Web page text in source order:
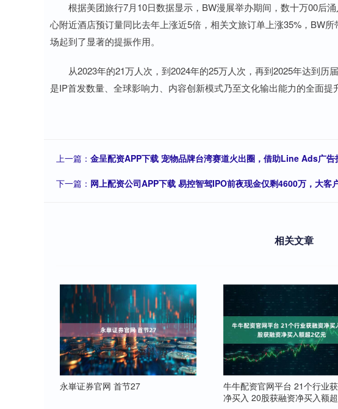
根据美团旅行7月10日数据显示，BW漫展举办期间，数十万00后涌
心附近酒店预订量同比去年上涨近5倍，相关文旅订单上涨35%，BW
场起到了显著的提振作用。
从2023年的21万人次，到2024年的25万人次，再到2025年达到历
是IP首发数量、全球影响力、内容创新模式乃至文化输出能力的全面提
上一篇： 金呈配资APP下载 宠物品牌台湾赛道火出圈，借助Line Ads广
下一篇： 网上配资公司APP下载 易控智驾IPO前夜现金仅剩4600万，大客
相关文章
永崋证券官网 首节27
牛牛配资官网平台 21个行业
净买入 20股获融资净买入额